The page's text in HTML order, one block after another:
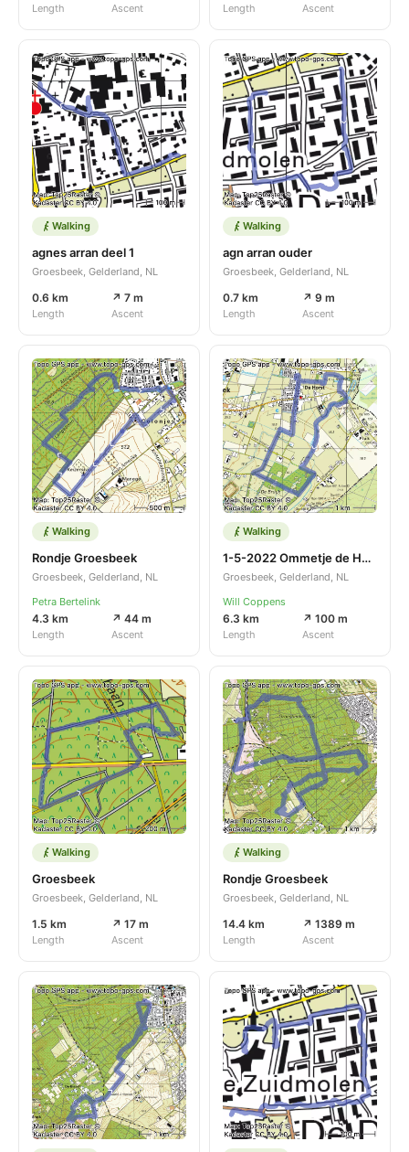
Length Ascent Length Ascent
Walking
agnes arran deel 1
Groesbeek, Gelderland, NL
0.6 km
Length
↗ 7 m
Ascent
Walking
agn arran ouder
Groesbeek, Gelderland, NL
0.7 km
Length
↗ 9 m
Ascent
Walking
Rondje Groesbeek
Groesbeek, Gelderland, NL
Petra Bertelink
4.3 km
Length
↗ 44 m
Ascent
Walking
1-5-2022 Ommetje de Horst
Groesbeek, Gelderland, NL
Will Coppens
6.3 km
Length
↗ 100 m
Ascent
Walking
Groesbeek
Groesbeek, Gelderland, NL
1.5 km
Length
↗ 17 m
Ascent
Walking
Rondje Groesbeek
Groesbeek, Gelderland, NL
14.4 km
Length
↗ 1389 m
Ascent